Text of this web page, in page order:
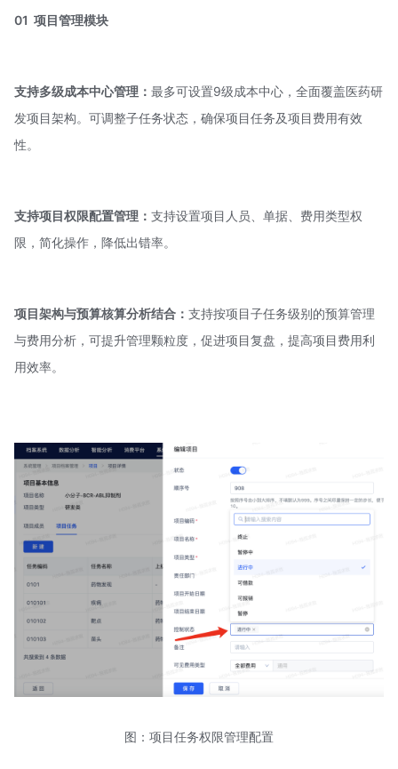
01 项目管理模块
支持多级成本中心管理： 最多可设置9级成本中心，全面覆盖医药研
发项目架构。可调整子任务状态，确保项目任务及项目费用有效
性。
支持项目权限配置管理： 支持设置项目人员、单据、费用类型权
限，简化操作，降低出错率。
项目架构与预算核算分析结合： 支持按项目子任务级别的预算管理
与费用分析，可提升管理颗粒度，促进项目复盘，提高项目费用利
用效率。
图：项目任务权限管理配置